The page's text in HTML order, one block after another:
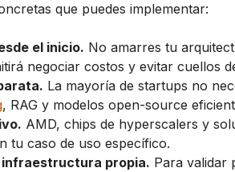
que puedes implementar:
el inicio. No amarres tu
negociar costos y evitar cuellos
La mayoría de startups no
, RAG y modelos open-source
AMD, chips de hyperscalers y
tu caso de uso específico.
infraestructura propia. Para validar